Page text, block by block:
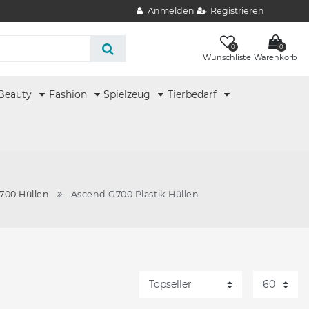
Anmelden Registrieren
0
Wunschliste
0
Warenkorb
Fashion Spielzeug Tierbedarf
Hüllen Ascend G700 Plastik Hüllen